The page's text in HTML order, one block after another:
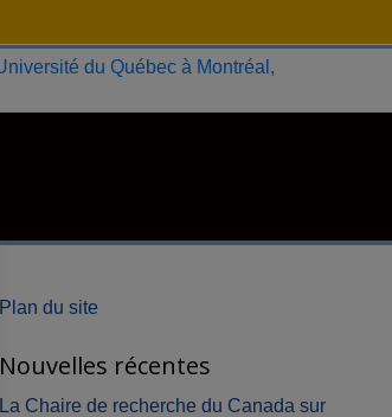
Plan du site
Nouvelles récentes
La Chaire de recherche du Canada sur